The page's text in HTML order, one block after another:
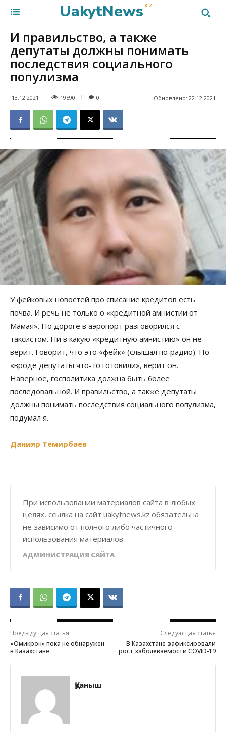
UakytNews KZ
И правильство, а также
депутаты должны понимать
последствия социального
популизма
13.12.2021 19590 Обновлено: 22.12.2021
0
У фейковых новостей про списание кредитов есть
почва. И речь не только о «кредитной амнистии от
Мамая». По дороге в аэропорт разговорился с
таксистом. Ни в какую «кредитную амнистию» он не
верит. Говорит, что это «фейк» (слышал по радио). Но
«вроде депутаты что-то готовили», верит он.
Наверное, госполитика должна быть более
последовальной. И правильство, а также депутаты
должны понимать последствия социального популизма,
подумал я.
Данияр Темирбаев
При использовании материалов сайта в любых
целях, ссылка на сайт uakytnews.kz обязательна
не зависимо от полного либо частичного
использования материалов.
АДМИНИСТРАЦИЯ САЙТА
Предыдущая статья
«Омикрон» пока не обнаружен
в Казахстане
Следующая статья
В Казахстане зафиксировали
рост заболеваемости COVID-19
Қуаныш